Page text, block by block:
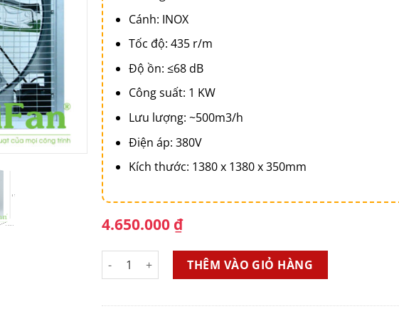
Cánh: INOX
Tốc độ: 435 r/m
Độ ồn: ≤68 dB
Công suất: 1 KW
Lưu lượng: ~500m3/h
Điện áp: 380V
Kích thước: 1380 x 1380 x 350mm
4.650.000 ₫
Quạt thông gió gián tiếp IFan 54D số lượng
THÊM VÀO GIỎ HÀNG